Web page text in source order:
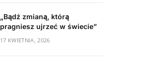
„Bądź zmianą, którą
pragniesz ujrzeć w świecie”
17 KWIETNIA, 2026